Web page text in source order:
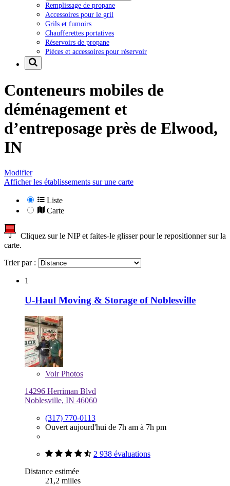
Remplissage de propane
Accessoires pour le gril
Grils et fumoirs
Chaufferettes portatives
Réservoirs de propane
Pièces et accessoires pour réservoir
Conteneurs mobiles de
déménagement et
d’entreposage près de Elwood,
IN
Modifier
Afficher les établissements sur une carte
Liste
Carte
Cliquez sur le NIP et faites-le glisser pour le repositionner sur la
carte.
Trier par :
1
U-Haul Moving & Storage of Noblesville
VoirPhotos
14296 Herriman Blvd
Noblesville, IN 46060
(317) 770-0113
Ouvert aujourd'hui de 7h am à 7h pm
2 938 évaluations
Distance estimée
21,2 milles